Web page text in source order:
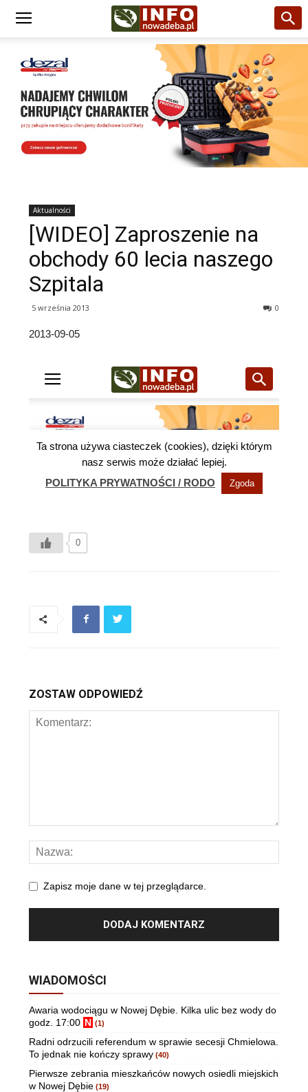
Aktualności
[WIDEO] Zaproszenie na
obchody 60 lecia naszego
Szpitala
5 września 2013 0
2013-09-05
0
ZOSTAW ODPOWIEDŹ
Zapisz moje dane w tej przeglądarce.
WIADOMOŚCI
Awaria wodociągu w Nowej Dębie. Kilka ulic bez wody do
godz. 17:00 N (1)
Radni odrzucili referendum w sprawie secesji Chmielowa.
To jednak nie kończy sprawy (40)
Pierwsze zebrania mieszkańców nowych osiedli miejskich
w Nowej Dębie (19)